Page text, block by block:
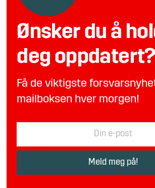
Ønsker du å
deg oppdatert?
Få de viktigste
mailboksen hver morgen!